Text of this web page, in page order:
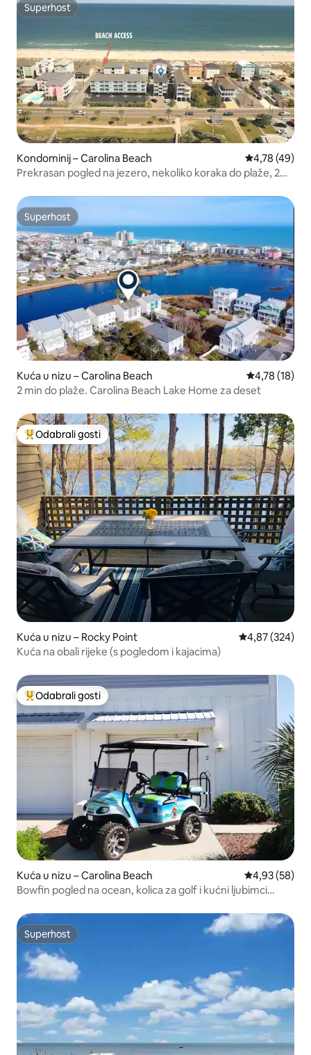
Superhost
Superhost
Kondominij – Carolina Beach Prosječna
4,78 (49)
Prekrasan pogled na jezero, nekoliko koraka do plaže, 2
Superhost
Superhost
Kuća u nizu – Carolina Beach Prosječna
4,78 (18)
2 min do plaže. Carolina Beach Lake Home za deset
Među najviše rangiranima s oznakom „Odabrali gosti”
Odabrali gosti
Kuća u nizu – Rocky Point Prosječna
4,87 (324)
Kuća na obali rijeke (s pogledom i kajacima)
Među najviše rangiranima s oznakom „Odabrali gosti”
Odabrali gosti
Kuća u nizu – Carolina Beach Prosječna
4,93 (58)
Bowfin pogled na ocean, kolica za golf i kućni ljubimci
Superhost
Superhost